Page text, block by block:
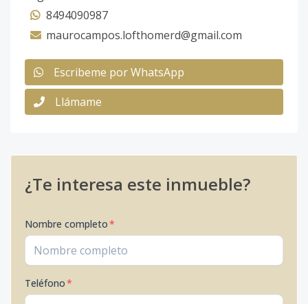
8494090987
maurocampos.lofthomerd@gmail.com
Escribeme por WhatsApp
Llámame
¿Te interesa este inmueble?
Nombre completo*
Teléfono*